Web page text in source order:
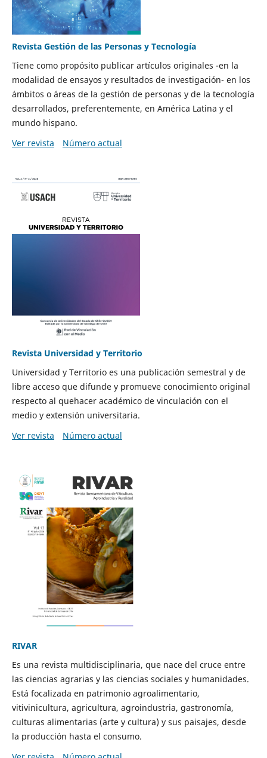
Revista Gestión de las Personas y Tecnología
Tiene como propósito publicar artículos originales -en la
modalidad de ensayos y resultados de investigación- en los
ámbitos o áreas de la gestión de personas y de la tecnología
desarrollados, preferentemente, en América Latina y el
mundo hispano.
Ver revista
Número actual
Revista Universidad y Territorio
Universidad y Territorio es una publicación semestral y de
libre acceso que difunde y promueve conocimiento original
respecto al quehacer académico de vinculación con el
medio y extensión universitaria.
Ver revista
Número actual
RIVAR
Es una revista multidisciplinaria, que nace del cruce entre
las ciencias agrarias y las ciencias sociales y humanidades.
Está focalizada en patrimonio agroalimentario,
vitivinicultura, agricultura, agroindustria, gastronomía,
culturas alimentarias (arte y cultura) y sus paisajes, desde
la producción hasta el consumo.